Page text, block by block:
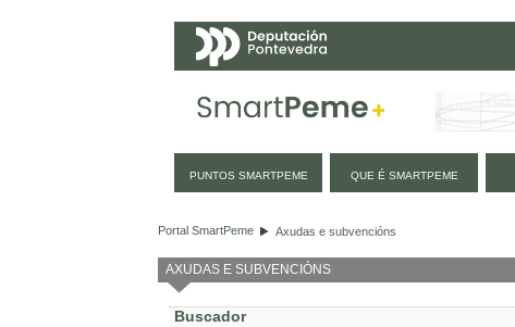
PUNTOS SMARTPEME QUE É SMARTPEME
Portal SmartPeme Axudas e subvencións
AXUDAS E SUBVENCIÓNS
Buscador